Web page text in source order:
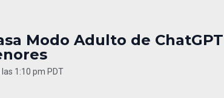
Modo Adulto de
1:10 pm PDT